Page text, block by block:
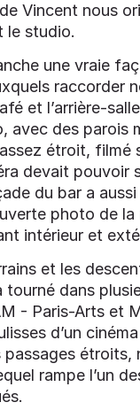
Vincent nous
le studio.
une vraie
raccorder
et l’arrière-
avec des parois
étroit, filmé
devait pouvoir
du bar a
photo de la
intérieur et
et les
tourné dans
- Paris-Arts et
d’un
étroits,
rampe l’un